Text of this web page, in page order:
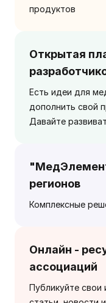
продуктов
Открытая
Есть идеи для
дополнить свой
Давайте
регионов
Комплексные
Онлайн -
ассоциаций
Публикуйте свои